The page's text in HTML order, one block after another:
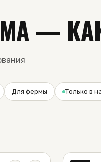
—
Для фермы Только в